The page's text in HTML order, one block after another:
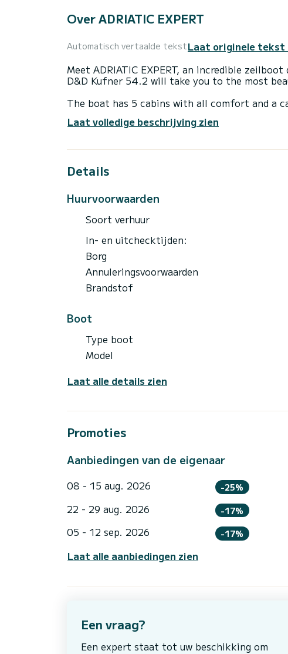
Over ADRIATIC EXPERT
Automatisch vertaalde tekstLaat originele tekst
Meet ADRIATIC EXPERT, an incredible
D&D Kufner 54.2 will take you to the most
The boat has 5 cabins with all comfort and a
surroundings of ACI Marina Trogir
Voor uw comfort heeft ADRIATIC EXPERT 4
Deze boot is uitgerust met een Furling
Bluetooth connection.
For any information requests or reservations,
expert will send you the best offer available.
Laat volledige beschrijving zien
Details
Huurvoorwaarden
Soort verhuur
In- en uitchecktijden:
Borg
Annuleringsvoorwaarden
Brandstof
Boot
Type boot
Model
Laat alle details zien
Promoties
Aanbiedingen van de eigenaar
08 - 15 aug. 2026 -25%
22 - 29 aug. 2026 -17%
05 - 12 sep. 2026 -17%
Laat alle aanbiedingen zien
Een vraag?
Een expert staat tot uw beschikking om